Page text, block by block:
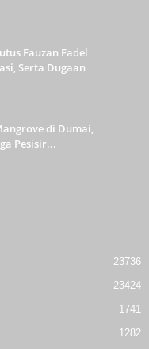
Fauzan Fadel
Serta Dugaan
di Dumai,
Pesisir...
23736
23424
1741
1282